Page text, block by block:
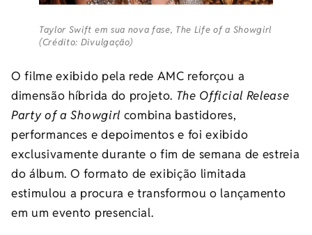
Taylor Swift em sua nova fase, The Life of a Showgirl
(Crédito: Divulgação)
O filme exibido pela rede AMC reforçou a
dimensão híbrida do projeto. The Official Release
Party of a Showgirlcombina bastidores,
performances e depoimentos e foi exibido
exclusivamente durante o fim de semana de estreia
do álbum. O formato de exibição limitada
estimulou a procura e transformou o lançamento
em um evento presencial.